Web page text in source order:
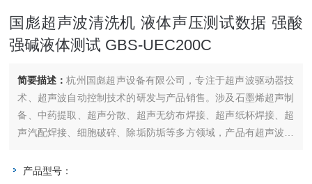
国彪超声波清洗机 液体声压测试数据 强酸
强碱液体测试 GBS-UEC200C
简要描述：杭州国彪超声设备有限公司，专注于超声波驱动器技
术、超声波自动控制技术的研发与产品销售。涉及石墨烯超声制
备、中药提取、超声分散、超声无纺布焊接、超声纸杯焊接、超
声汽配焊接、细胞破碎、除垢防垢等多方领域，产品有超声波发
备、超声波声化学设备、超声缝纫设备、超声波声强测量仪等。
产品型号：